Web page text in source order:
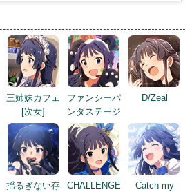
三姉妹カフェ
[次女]
ファンシーパ
ンダステージ
D/Zeal
揺るぎない存
CHALLENGE
Catch my